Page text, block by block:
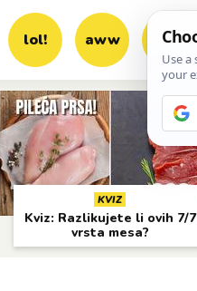
lol! aww vrh!
KVIZ
Kviz: Razlikujete li ovih 7/7
vrsta mesa?